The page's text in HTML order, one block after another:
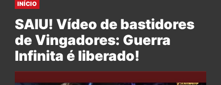
INÍCIO
SAIU! Vídeo de bastidores
de Vingadores: Guerra
Infinita é liberado!